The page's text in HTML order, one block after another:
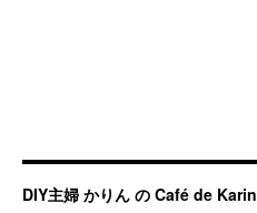
DIY主婦 かりん の Café de Karin